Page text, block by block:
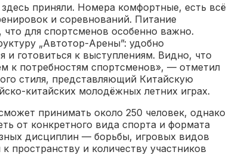
приняли. Номера комфортные, есть всё
и соревнований. Питание
для спортсменов особенно важно.
„Автотор-Арены”: удобно
и готовиться к выступлениям. Видно, что
к потребностям спортсменов», — отметил
стиля, представляющий Китайскую
китайских молодёжных летних играх.
принимать около 250 человек, однако
от конкретного вида спорта и формата
дисциплин — борьбы, игровых видов
пространству и количеству участников